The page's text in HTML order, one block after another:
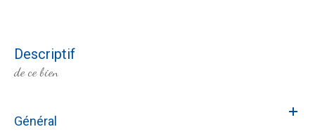
descriptif
de ce bien
Général